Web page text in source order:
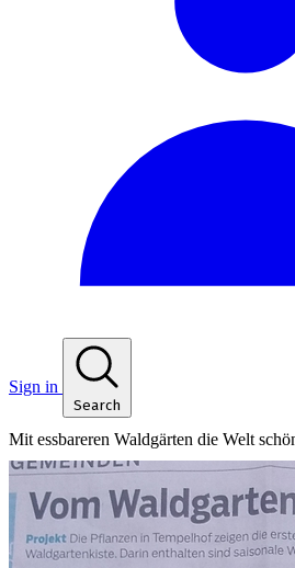
Sign in
Search
Mit essbareren Waldgärten die Welt